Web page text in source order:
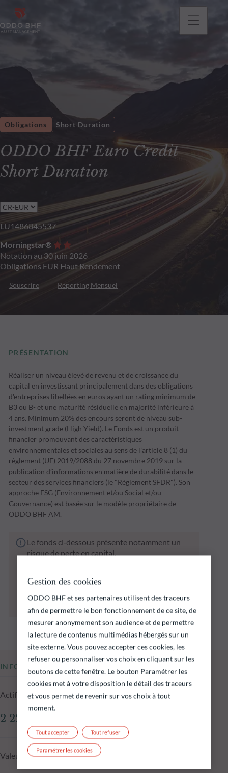
ODDO BHF Euro Credit
Short Duration
Obligations Short Duration
LU1486845537
Morningstar®
Notation au 30 juin 2026
Obligations EUR Haut Rendement
Souscrire Reporting Mensuel
PRÉSENTATION
Réaliser un niveau élevé de revenu et de croissance du
capital en investissant principalement dans des obligations
d'entreprises libellées en euros ayant un rating minimum de
B3 ou B- et une maturité résiduelle en majorité inférieure à
4 ans. Minimum 20% des encours seront de niveau sub-
investment grade (High Yield). Le Fonds est un produit
financier promouvant des caractéristiques
environnementales et sociales au sens de l’article 8 (1) du
règlement (UE) 2019/2088 du 27 novembre 2019 sur la
publication d’informations en matière de durabilité dans le
secteur des services financiers (le "Règlement SFDR"). Son
approche ESG (Environnement et/ou Social et/ou
Gouvernance) est basée sur le modèle propriétaire de
ODDO BHF AM.
Le fonds ci‑dessous présente notamment un
risque de perte en capital.
sont pas constantes dans le temps.
L’atteinte des objectifs d’investissement ne
peut être garantie.
INFORMATIONS CLÉS
Actif net du fonds au 05.08.2026
2 229,15 M€
Valeur liquidative au 05.08.2026
Gestion des cookies
ODDO BHF et ses partenaires utilisent des traceurs
afin de permettre le bon fonctionnement de ce site, de
mesurer anonymement son audience et de permettre
la lecture de contenus multimédias hébergés sur un
site externe. Vous pouvez accepter ces cookies, les
refuser ou personnaliser vos choix en cliquant sur les
boutons de cette fenêtre. Le bouton Paramétrer les
cookies met à votre disposition le détail des traceurs
et vous permet de revenir sur vos choix à tout
moment.
Tout refuser
Tout accepter
Paramétrer les cookies